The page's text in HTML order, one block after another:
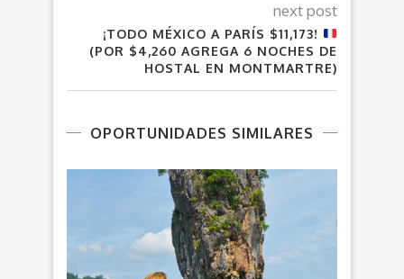
next post
¡TODO MÉXICO A PARÍS $11,173!
(POR $4,260 AGREGA 6 NOCHES DE
HOSTAL EN MONTMARTRE)
OPORTUNIDADES SIMILARES